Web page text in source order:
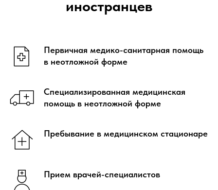
иностранцев
Первичная медико-санитарная помощь
в неотложной форме
Специализированная медицинская
помощь в неотложной форме
Пребывание в медицинском стационаре
Прием врачей-специалистов